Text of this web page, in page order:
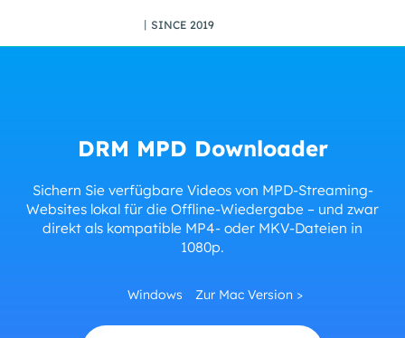
丨SINCE 2019
DRM MPD Downloader
Sichern Sie verfügbare Videos von MPD-Streaming-
Websites lokal für die Offline-Wiedergabe – und zwar
direkt als kompatible MP4- oder MKV-Dateien in
1080p.
Windows Zur Mac Version >